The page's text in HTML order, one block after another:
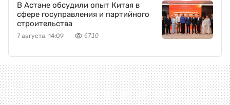
В Астане обсудили опыт Китая в
сфере госуправления и партийного
строительства
7 августа, 14:09 6710